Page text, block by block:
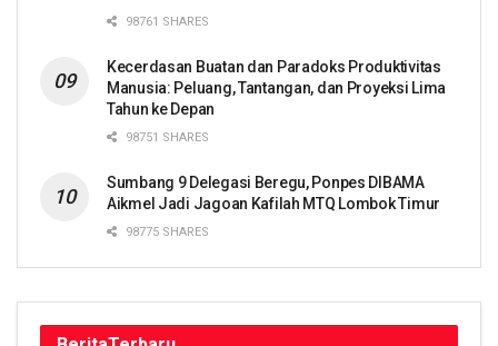
98761 SHARES
Kecerdasan Buatan dan Paradoks Produktivitas
Manusia: Peluang, Tantangan, dan Proyeksi Lima
Tahun ke Depan
98751 SHARES
Sumbang 9 Delegasi Beregu, Ponpes DIBAMA
Aikmel Jadi Jagoan Kafilah MTQ Lombok Timur
98775 SHARES